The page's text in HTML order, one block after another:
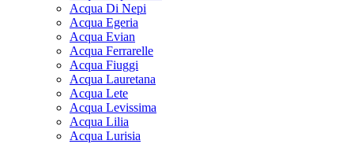
Acqua Di Nepi
Acqua Egeria
Acqua Evian
Acqua Ferrarelle
Acqua Fiuggi
Acqua Lauretana
Acqua Lete
Acqua Levissima
Acqua Lilia
Acqua Lurisia